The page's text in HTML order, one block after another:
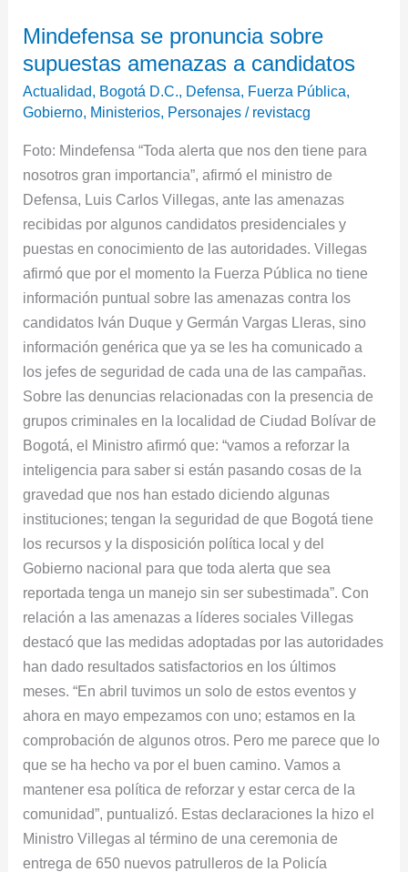
Mindefensa se pronuncia sobre
supuestas amenazas a candidatos
Actualidad, Bogotá D.C., Defensa, Fuerza Pública,
Gobierno, Ministerios, Personajes / revistacg
Foto: Mindefensa “Toda alerta que nos den tiene para
nosotros gran importancia”, afirmó el ministro de
Defensa, Luis Carlos Villegas, ante las amenazas
recibidas por algunos candidatos presidenciales y
puestas en conocimiento de las autoridades. Villegas
afirmó que por el momento la Fuerza Pública no tiene
información puntual sobre las amenazas contra los
candidatos Iván Duque y Germán Vargas Lleras, sino
información genérica que ya se les ha comunicado a
los jefes de seguridad de cada una de las campañas.
Sobre las denuncias relacionadas con la presencia de
grupos criminales en la localidad de Ciudad Bolívar de
Bogotá, el Ministro afirmó que: “vamos a reforzar la
inteligencia para saber si están pasando cosas de la
gravedad que nos han estado diciendo algunas
instituciones; tengan la seguridad de que Bogotá tiene
los recursos y la disposición política local y del
Gobierno nacional para que toda alerta que sea
reportada tenga un manejo sin ser subestimada”. Con
relación a las amenazas a líderes sociales Villegas
destacó que las medidas adoptadas por las autoridades
han dado resultados satisfactorios en los últimos
meses. “En abril tuvimos un solo de estos eventos y
ahora en mayo empezamos con uno; estamos en la
comprobación de algunos otros. Pero me parece que lo
que se ha hecho va por el buen camino. Vamos a
mantener esa política de reforzar y estar cerca de la
comunidad”, puntualizó. Estas declaraciones la hizo el
Ministro Villegas al término de una ceremonia de
entrega de 650 nuevos patrulleros de la Policía
se
pronuncia
sobre
supuestas
a
candidatos